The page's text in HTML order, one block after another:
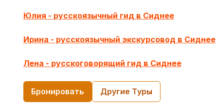
Юлия - русскоязычный гид в Сиднее
Ирина - русскоязычный экскурсовод в Сиднее
Лена - русскоговорящий гид в Сиднее
Бронировать Другие Tуры